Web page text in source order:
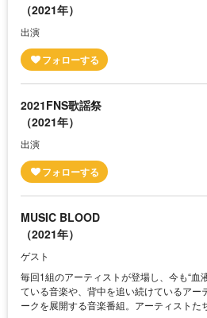
（2021年）
出演
2021FNS歌謡祭
（2021年）
出演
MUSIC BLOOD
（2021年）
ゲスト
毎回1組のアーティストが登場し、今も“血
ている音楽や、背中を追い続けているアー
ークを展開する音楽番組。アーティストた